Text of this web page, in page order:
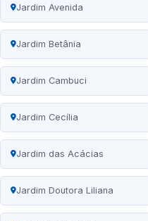
Jardim Avenida
Jardim Betânia
Jardim Cambuci
Jardim Cecília
Jardim das Acácias
Jardim Doutora Liliana